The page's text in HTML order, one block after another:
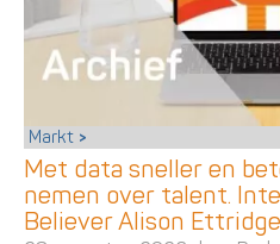
Markt
Met data sneller en
nemen over talent.
Believer Alison